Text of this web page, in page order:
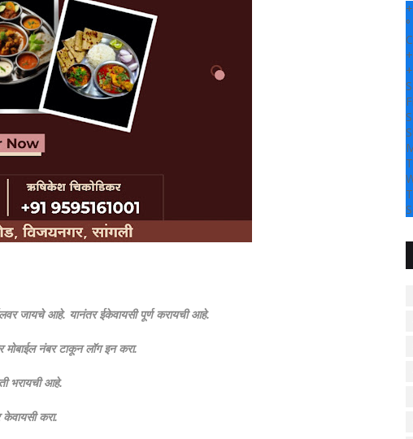
जायचे आहे. यानंतर ईकेवायसी पूर्ण करायची आहे.
नंबर टाकून लॉग इन करा.
भरायची आहे.
करा.
+
°
C
+
+